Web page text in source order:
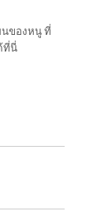
นของหนู ที่
ที่นี่